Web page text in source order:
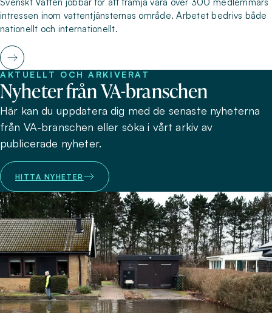
intressen inom vattentjänsternas område. Arbetet bedrivs både
nationellt och internationellt.
AKTUELLT OCH ARKIVERAT
Nyheter från VA-branschen
Här kan du uppdatera dig med de senaste nyheterna
från VA-branschen eller söka i vårt arkiv av
publicerade nyheter.
HITTA NYHETER